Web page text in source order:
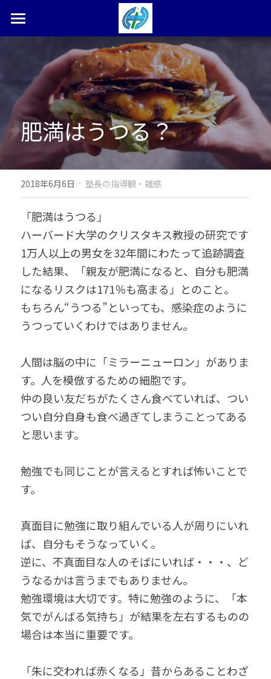
ホーム
塾長ブログ
本松学習塾とは
合格体験記・実績
お問い合わせ
検索
0287-36-9450
無料個別相談お申込
肥満はうつる？
2018年6月6日 · 塾長の指導観・雑感
「肥満はうつる」
ハーバード大学のクリスタキス教授の研究です
1万人以上の男女を32年間にわたって追跡調査
した結果、「親友が肥満になると、自分も肥満
になるリスクは171％も高まる」とのこと。
もちろん“うつる”といっても、感染症のように
うつっていくわけではありません。
人間は脳の中に「ミラーニューロン」がありま
す。人を模倣するための細胞です。
仲の良い友だちがたくさん食べていれば、つい
つい自分自身も食べ過ぎてしまうことってある
と思います。
勉強でも同じことが言えるとすれば怖いことで
す。
真面目に勉強に取り組んでいる人が周りにいれ
ば、自分もそうなっていく。
逆に、不真面目な人のそばにいれば・・・、ど
うなるかは言うまでもありません。
勉強環境は大切です。特に勉強のように、「本
気でがんばる気持ち」が結果を左右するものの
場合は本当に重要です。
「朱に交われば赤くなる」昔からあることわざ